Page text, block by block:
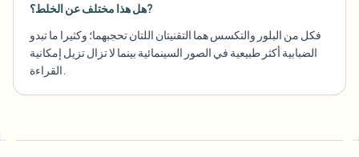
هل هذا مختلف عن الخلط؟?
فكل من البلور والتكسس هما التقنيتان اللتان تحجبهما؛ وكثيرا ما تبدو
الضبابية أكثر طبيعية في الصور السينمائية بينما لا تزال تزيل إمكانية